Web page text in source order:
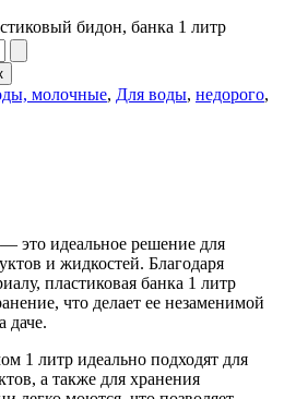
бидон, банка 1 литр
молочные, Для воды, недорого,
это идеальное решение для
и жидкостей. Благодаря
пластиковая банка 1 литр
что делает ее незаменимой
даче.
1 литр идеально подходят для
а также для хранения